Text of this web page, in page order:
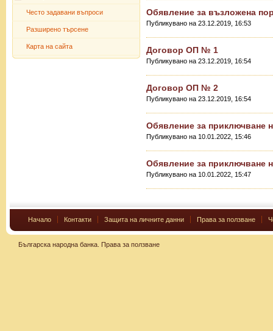
Често задавани въпроси
Разширено търсене
Карта на сайта
Обявление за възложена
Публикувано на 23.12.2019, 16:53
Договор ОП № 1
Публикувано на 23.12.2019, 16:54
Договор ОП № 2
Публикувано на 23.12.2019, 16:54
Обявление за приключване
Публикувано на 10.01.2022, 15:46
Обявление за приключване
Публикувано на 10.01.2022, 15:47
Начало Контакти Защита на личните данни Права за ползване
Българска народна банка. Права за ползване